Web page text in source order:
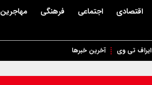
اقتصادی اجتماعی فرهنگی مهاجرین
ایراف تی وی آخرین خبرها